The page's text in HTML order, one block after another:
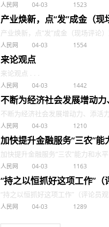
人民网 04-03 1523
产业焕新，点“发”成金（现
产业焕新，点“发”成金（现场评论
人民网 04-03 1554
来论观点
来论观点 . . .
人民网 04-03 1442
不断为经济社会发展增动
不断为经济社会发展增动力、添活
人民网 04-03 1210
加快提升金融服务“三农”
加快提升金融服务“三农”能力和水
人民网 04-03 1163
“持之以恒抓好这项工作”
“持之以恒抓好这项工作”（评论员
人民网 04-03 1289